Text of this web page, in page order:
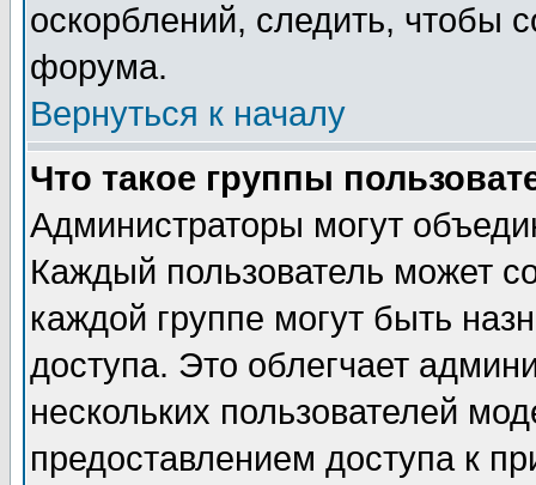
оскорблений, следить, чтобы
форума.
Вернуться к началу
Что такое группы
Администраторы могут
Каждый пользователь может
каждой группе могут быть
доступа. Это облегчает
нескольких пользователей
предоставлением доступа к